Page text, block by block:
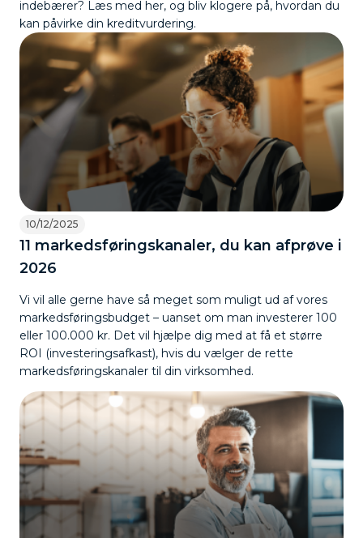
indebærer? Læs med her, og bliv klogere på, hvordan du
kan påvirke din kreditvurdering.
10/12/2025
11 markedsføringskanaler, du kan afprøve i
2026
Vi vil alle gerne have så meget som muligt ud af vores
markedsføringsbudget – uanset om man investerer 100
eller 100.000 kr. Det vil hjælpe dig med at få et større
ROI (investeringsafkast), hvis du vælger de rette
markedsføringskanaler til din virksomhed.